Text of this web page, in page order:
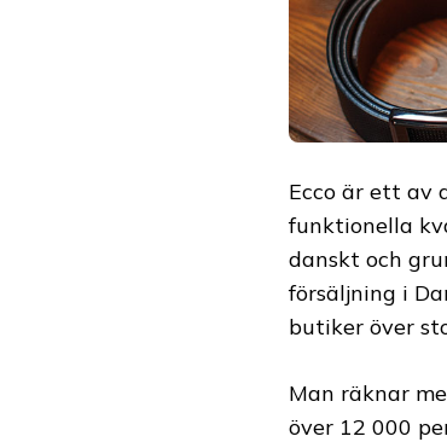
Ecco är ett av
funktionella
danskt och
försäljning i
butiker över
Man räknar
över 12 000